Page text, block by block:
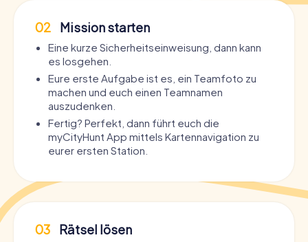
02 Mission starten
Eine kurze Sicherheitseinweisung, dann kann
es losgehen.
Eure erste Aufgabe ist es, ein Teamfoto zu
machen und euch einen Teamnamen
auszudenken.
Fertig? Perfekt, dann führt euch die
myCityHunt App mittels Kartennavigation zu
eurer ersten Station.
03 Rätsel lösen